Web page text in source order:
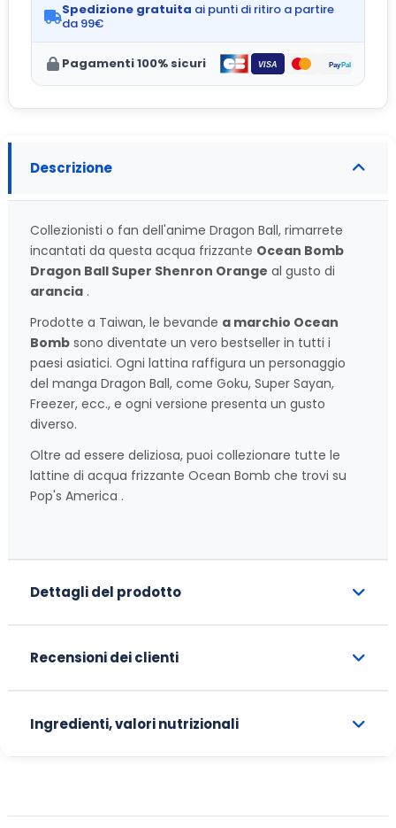
Spedizione gratuita ai punti di ritiro a partire
da 99€
Pagamenti 100% sicuri
Descrizione
Collezionisti o fan dell'anime Dragon Ball, rimarrete
incantati da questa acqua frizzante Ocean Bomb
Dragon Ball Super Shenron Orange al gusto di
arancia .
Prodotte a Taiwan, le bevande a marchio Ocean
Bomb sono diventate un vero bestseller in tutti i
paesi asiatici. Ogni lattina raffigura un personaggio
del manga Dragon Ball, come Goku, Super Sayan,
Freezer, ecc., e ogni versione presenta un gusto
diverso.
Oltre ad essere deliziosa, puoi collezionare tutte le
lattine di acqua frizzante Ocean Bomb che trovi su
Pop's America .
Dettagli del prodotto
Recensioni dei clienti
Ingredienti, valori nutrizionali